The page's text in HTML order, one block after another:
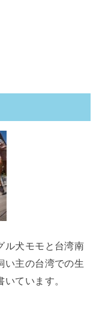
ル犬モモと台湾南
い主の台湾での生
ています。